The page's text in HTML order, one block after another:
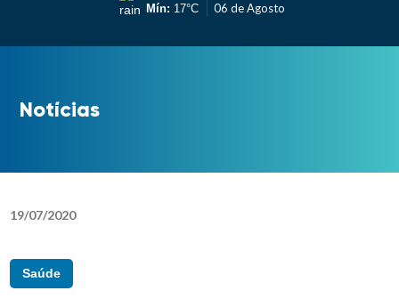
Mín: 17°C
06 de Agosto
Notícias
19/07/2020
Saúde